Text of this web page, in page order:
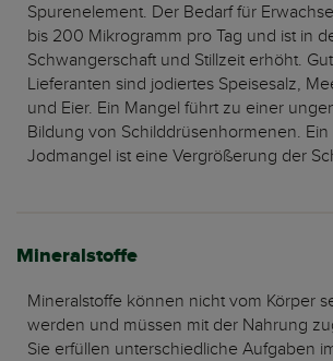
Spurenelement. Der Bedarf für
bis 200 Mikrogramm pro Tag und ist in
Schwangerschaft und Stillzeit erhöht.
Lieferanten sind jodiertes Speisesalz,
und Eier. Ein Mangel führt zu einer
Bildung von Schilddrüsenhormenen.
Jodmangel ist eine Vergrößerung der
Mineralstoffe
Mineralstoffe können nicht vom Körper
werden und müssen mit der Nahrung
Sie erfüllen unterschiedliche Aufgaben